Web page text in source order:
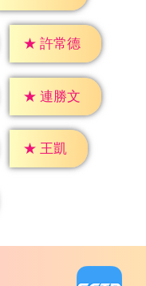
★ 許常德
★ 連勝文
★ 王凱